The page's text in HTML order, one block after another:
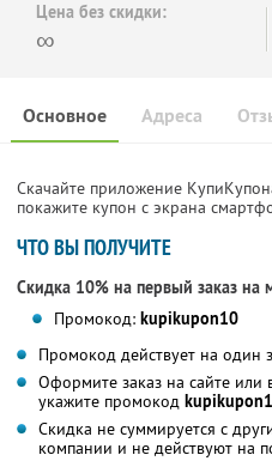
Цена без скидки:
∞
Основное Адреса
Скачайте приложение
покажите купон с экрана
ЧТО ВЫ ПОЛУЧИТЕ
Скидка 10% на первый заказ на
Промокод: kupikupon10
Промокод действует на один
Оформите заказ на сайте
укажите промокод
Скидка не суммируется с
компании и не действуют на